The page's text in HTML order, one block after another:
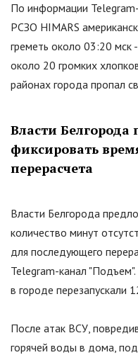
По информации
РСЗО HIMARS
греметь около 03:20 мск
около 20 громких
районах города пропал
Власти
фиксировать
перерасчета
Власти Белгорода
количество минут
для последующего
Telegram-канал "Подъем"
в городе перезапускали
После атак ВСУ,
горячей воды в дома,